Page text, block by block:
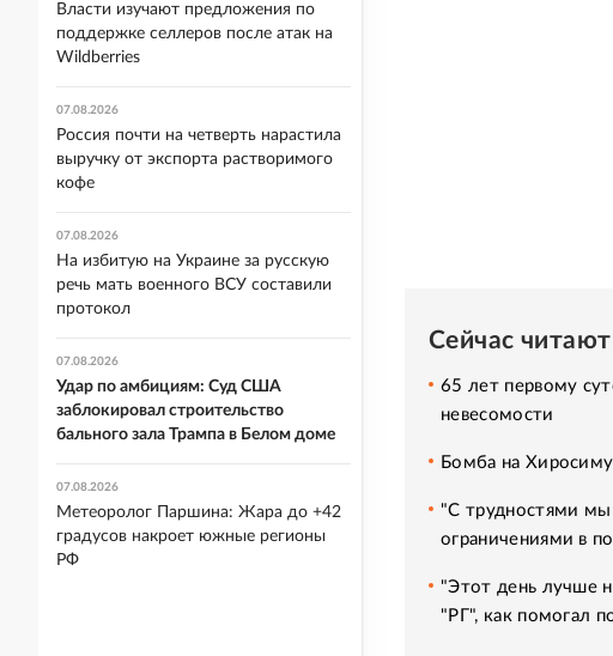
Сейчас читают
65 лет первому
невесомости
Бомба на
"С трудностями мы
ограничениями в
"Этот день лучше
"РГ", как помогал
Власти изучают предложения по
поддержке селлеров после атак на
Wildberries
07.08.2026
Россия почти на четверть нарастила
выручку от экспорта растворимого
кофе
07.08.2026
На избитую на Украине за русскую
речь мать военного ВСУ составили
протокол
07.08.2026
Удар по амбициям: Суд США
заблокировал строительство
бального зала Трампа в Белом доме
07.08.2026
Метеоролог Паршина: Жара до +42
градусов накроет южные регионы
РФ